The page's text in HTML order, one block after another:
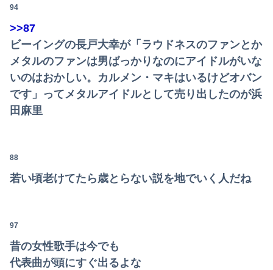
【速報】とある魔術の禁書目録、最新刊でヒロイン戦争決着wwwwwwwwwwwww
【闇深】年間1億円売り上げるキャバ嬢が自殺配信したらしい・・・
94
>>87
ビーイングの長戸大幸が「ラウドネスのファンとか
メタルのファンは男ばっかりなのにアイドルがいな
いのはおかしい。カルメン・マキはいるけどオバン
です」ってメタルアイドルとして売り出したのが浜
田麻里
88
若い頃老けてたら歳とらない説を地でいく人だね
97
昔の女性歌手は今でも
代表曲が頭にすぐ出るよな